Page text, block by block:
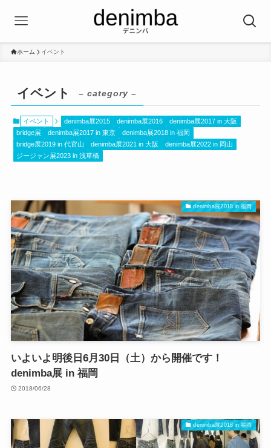
ホーム イベント
イベント – category –
イベント denimba展2015 denimba展2016
denimba展2017 in 大阪
bridge展
denimba展2017 in 東京
denimba展2018 in 福岡
bridge展2019 in 代官山
denimba展2021 in 大阪
denimba展2022 in 岡山
ジージャン展2023 in 浅草橋
denimba展2018 in 福岡
いよいよ明後日6月30日（土）から開催です！
denimba展 in 福岡
2018/06/28
denimba展2018 in 福岡